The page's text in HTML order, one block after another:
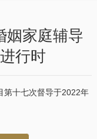
姻家庭辅导
行时
第十七次督导于2022年